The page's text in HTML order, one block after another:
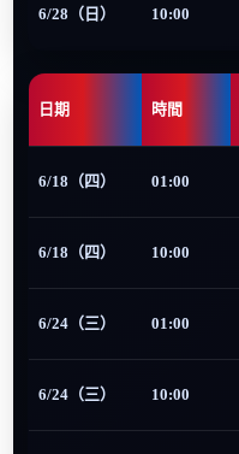
6/28（日） 10:00
日期 時間
6/18（四） 01:00
6/18（四） 10:00
6/24（三） 01:00
6/24（三） 10:00